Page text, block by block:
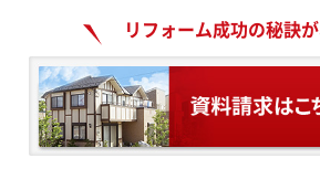
リフォーム成功の秘訣